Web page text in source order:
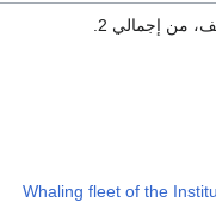
من إجمالي 2.